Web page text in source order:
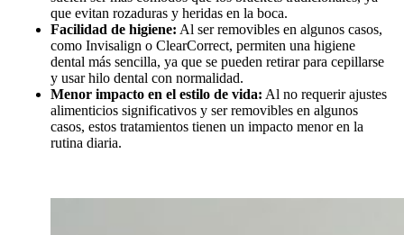
que evitan rozaduras y heridas en la boca.
Facilidad de higiene: Al ser removibles en algunos casos,
como Invisalign o ClearCorrect, permiten una higiene
dental más sencilla, ya que se pueden retirar para cepillarse
y usar hilo dental con normalidad.
Menor impacto en el estilo de vida: Al no requerir ajustes
alimenticios significativos y ser removibles en algunos
casos, estos tratamientos tienen un impacto menor en la
rutina diaria.